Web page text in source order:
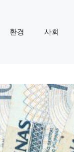
환경 사회